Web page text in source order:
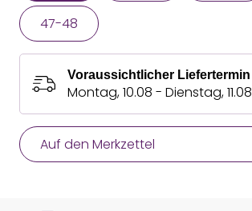
47-48
Voraussichtlicher Liefertermin
Montag, 10.08 - Dienstag, 11.08
Auf den Merkzettel